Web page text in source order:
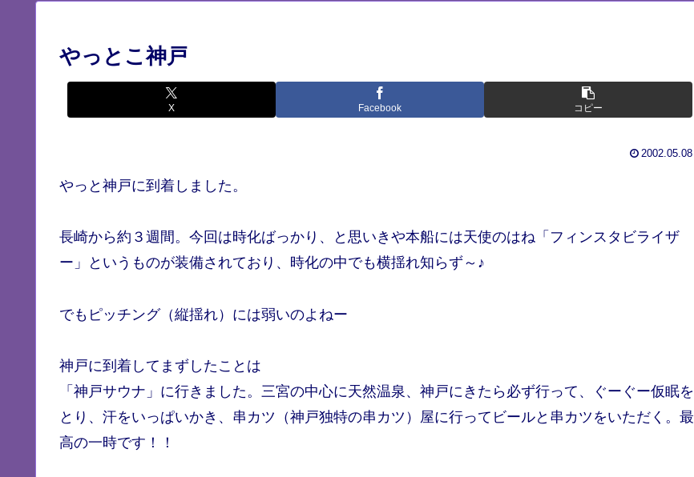
やっとこ神戸
X Facebook コピー
2002.05.08
やっと神戸に到着しました。
長崎から約３週間。今回は時化ばっかり、と思いきや本船には天使のはね「フィンスタビライザ
ー」というものが装備されており、時化の中でも横揺れ知らず～♪
でもピッチング（縦揺れ）には弱いのよねー
神戸に到着してまずしたことは
「神戸サウナ」に行きました。三宮の中心に天然温泉、神戸にきたら必ず行って、ぐーぐー仮眠を
とり、汗をいっぱいかき、串カツ（神戸独特の串カツ）屋に行ってビールと串カツをいただく。最
高の一時です！！